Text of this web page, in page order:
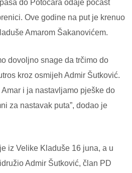
do Potočara odaje počast
Ove godine na put je krenuo
Amarom Šakanovićem.
dovoljno snage da trčimo do
kroz osmijeh Admir Šutković.
i ja nastavljamo pješke do
za nastavak puta”, dodao je
iz Velike Kladuše 16 juna, a u
Admir Šutković, član PD